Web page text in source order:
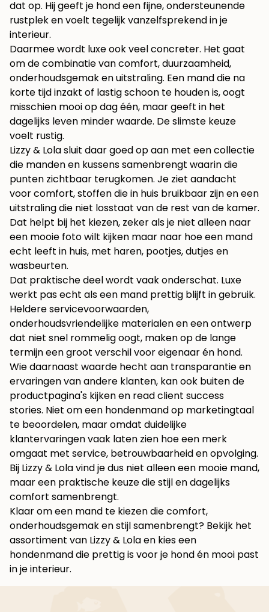
dat op. Hij geeft je hond een fijne, ondersteunende
rustplek en voelt tegelijk vanzelfsprekend in je
interieur.
Daarmee wordt luxe ook veel concreter. Het gaat
om de combinatie van comfort, duurzaamheid,
onderhoudsgemak en uitstraling. Een mand die na
korte tijd inzakt of lastig schoon te houden is, oogt
misschien mooi op dag één, maar geeft in het
dagelijks leven minder waarde. De slimste keuze
voelt rustig.
Lizzy & Lola sluit daar goed op aan met een collectie
die manden en kussens samenbrengt waarin die
punten zichtbaar terugkomen. Je ziet aandacht
voor comfort, stoffen die in huis bruikbaar zijn en een
uitstraling die niet losstaat van de rest van de kamer.
Dat helpt bij het kiezen, zeker als je niet alleen naar
een mooie foto wilt kijken maar naar hoe een mand
echt leeft in huis, met haren, pootjes, dutjes en
wasbeurten.
Dat praktische deel wordt vaak onderschat. Luxe
werkt pas echt als een mand prettig blijft in gebruik.
Heldere servicevoorwaarden,
onderhoudsvriendelijke materialen en een ontwerp
dat niet snel rommelig oogt, maken op de lange
termijn een groot verschil voor eigenaar én hond.
Wie daarnaast waarde hecht aan transparantie en
ervaringen van andere klanten, kan ook buiten de
productpagina's kijken en read client success
stories. Niet om een hondenmand op marketingtaal
te beoordelen, maar omdat duidelijke
klantervaringen vaak laten zien hoe een merk
omgaat met service, betrouwbaarheid en opvolging.
Bij Lizzy & Lola vind je dus niet alleen een mooie mand,
maar een praktische keuze die stijl en dagelijks
comfort samenbrengt.
Klaar om een mand te kiezen die comfort,
onderhoudsgemak en stijl samenbrengt? Bekijk het
assortiment van Lizzy & Lolaen kies een
hondenmand die prettig is voor je hond én mooi past
in je interieur.